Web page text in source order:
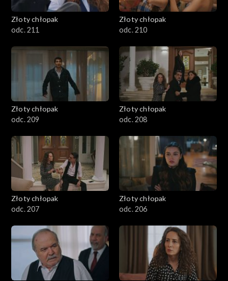
Złoty chłopak
odc. 211
Złoty chłopak
odc. 210
Złoty chłopak
odc. 209
Złoty chłopak
odc. 208
Złoty chłopak
odc. 207
Złoty chłopak
odc. 206